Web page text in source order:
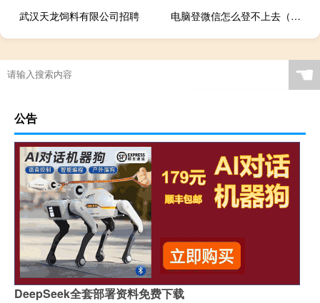
武汉天龙饲料有限公司招聘
电脑登微信怎么登不上去（微信怎么登不上去）
☚
公告
DeepSeek全套部署资料免费下载